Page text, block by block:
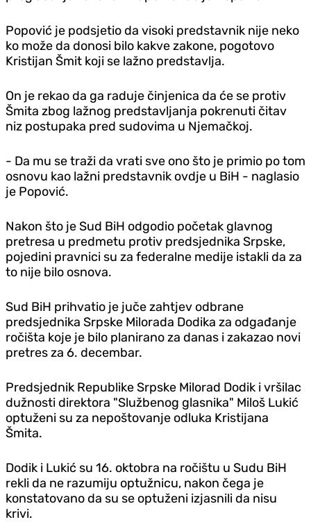
Popović je podsjetio da visoki predstavnik nije neko
ko može da donosi bilo kakve zakone, pogotovo
Kristijan Šmit koji se lažno predstavlja.
On je rekao da ga raduje činjenica da će se protiv
Šmita zbog lažnog predstavljanja pokrenuti čitav
niz postupaka pred sudovima u Njemačkoj.
- Da mu se traži da vrati sve ono što je primio po tom
osnovu kao lažni predstavnik ovdje u BiH - naglasio
je Popović.
Nakon što je Sud BiH odgodio početak glavnog
pretresa u predmetu protiv predsjednika Srpske,
pojedini pravnici su za federalne medije istakli da za
to nije bilo osnova.
Sud BiH prihvatio je juče zahtjev odbrane
predsjednika Srpske Milorada Dodika za odgađanje
ročišta koje je bilo planirano za danas i zakazao novi
pretres za 6. decembar.
Predsjednik Republike Srpske Milorad Dodik i vršilac
dužnosti direktora "Službenog glasnika" Miloš Lukić
optuženi su za nepoštovanje odluka Kristijana
Šmita.
Dodik i Lukić su 16. oktobra na ročištu u Sudu BiH
rekli da ne razumiju optužnicu, nakon čega je
konstatovano da su se optuženi izjasnili da nisu
krivi.